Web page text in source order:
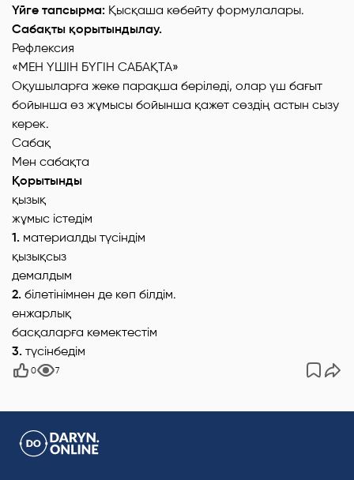
Үйге тапсырма: Қысқаша көбейту формулалары.
Сабақты қорытындылау.
Рефлексия
«МЕН ҮШІН БҮГІН САБАҚТА»
Оқушыларға жеке парақша беріледі, олар үш бағыт
бойынша өз жұмысы бойынша қажет сөздің астын сызу
керек.
Сабақ
Мен сабақта
Қорытынды
қызық
жұмыс істедім
1. материалды түсіндім
қызықсыз
демалдым
2. білетінімнен де көп білдім.
енжарлық
басқаларға көмектестім
3. түсінбедім
0 7